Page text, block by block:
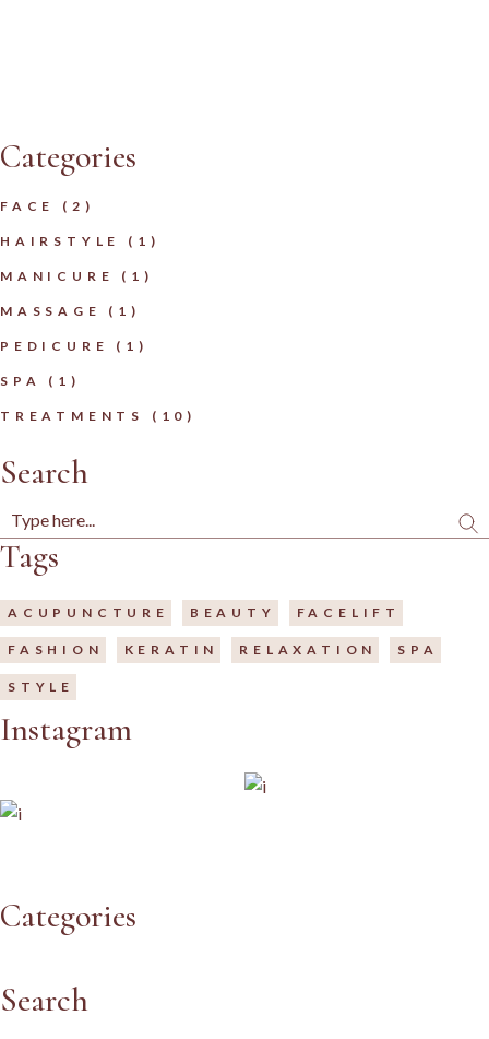
Categories
FACE (2)
HAIRSTYLE (1)
MANICURE (1)
MASSAGE (1)
PEDICURE (1)
SPA (1)
TREATMENTS (10)
Search
Tags
ACUPUNCTURE BEAUTY FACELIFT
FASHION KERATIN RELAXATION SPA
STYLE
Instagram
Categories
Search